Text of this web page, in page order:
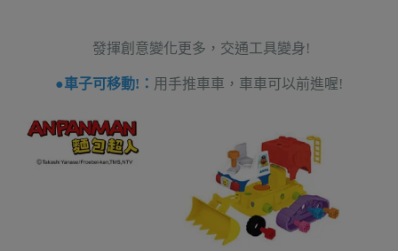
發揮創意變化更多，交通工具變身!
●車子可移動!： 用手推車車，車車可以前進喔!